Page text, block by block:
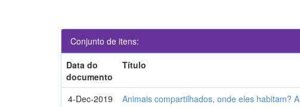
Conjunto de itens:
Data do
documento
Título
4-Dec-2019
Animais compartilhados, onde eles habitam? A